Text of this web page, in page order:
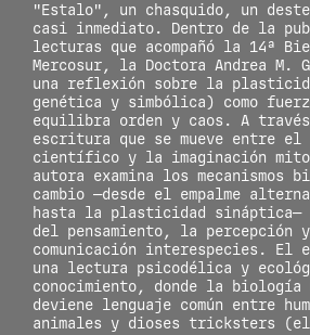
"Estalo", un chasquido, un
casi inmediato. Dentro de la
lecturas que acompañó la 14ª
Mercosur, la Doctora Andrea M.
una reflexión sobre la
genética y simbólica) como
equilibra orden y caos. A través
escritura que se mueve entre el
científico y la imaginación
autora examina los mecanismos
cambio —desde el empalme
hasta la plasticidad sináptica—
del pensamiento, la percepción
comunicación interespecies. El
una lectura psicodélica y
conocimiento, donde la biología
deviene lenguaje común entre
animales y dioses tricksters (el